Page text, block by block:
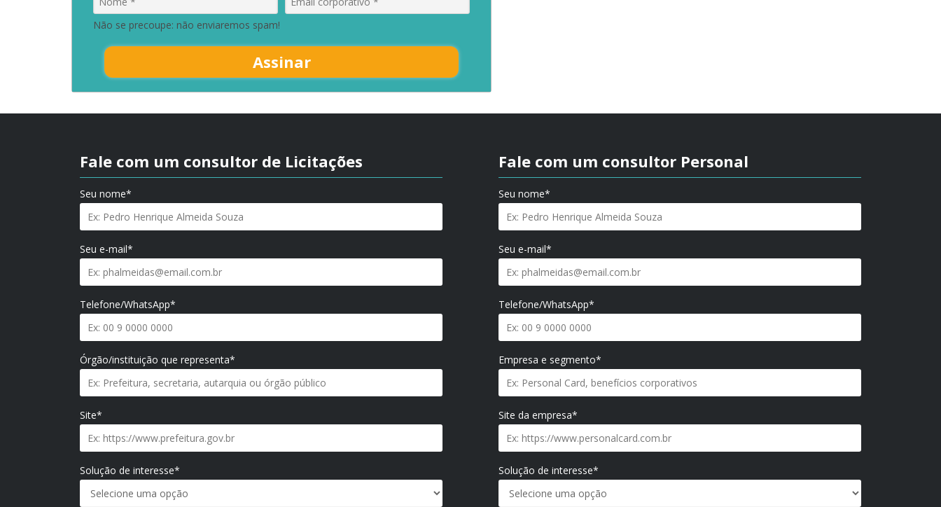
Não se precoupe: não enviaremos spam!
Assinar
Fale com um consultor de Licitações
Seu nome*
Seu e-mail*
Telefone/WhatsApp*
Órgão/instituição que representa*
Site*
Solução de interesse*
Fale com um consultor Personal
Seu nome*
Seu e-mail*
Telefone/WhatsApp*
Empresa e segmento*
Site da empresa*
Solução de interesse*